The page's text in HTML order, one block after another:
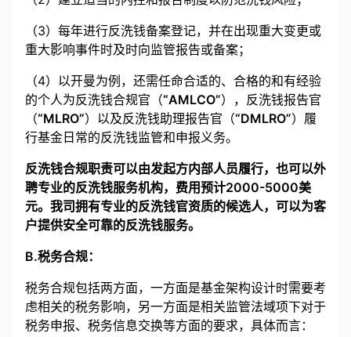
（3）每年进行反洗钱备案登记，并在出现重大变更或
（4）以开曼为例，还需任命合适的、合格的和有经验
的个人为反洗钱合规官（“AMLCO”），反洗钱报告官
（“MLRO”）以及反洗钱助理报告官（
反洗钱合规职责可以由发起方内部人员履行，也可以外
聘专业的反洗钱服务机构，费用预计2000-5000美
元。我司拥有专业的反洗钱官资质的候选人，可以为客
税务合规包括两方面，一方面是基金架构设计时需要考
虑相关的税务影响，另一方面是相关监管法域项下对于